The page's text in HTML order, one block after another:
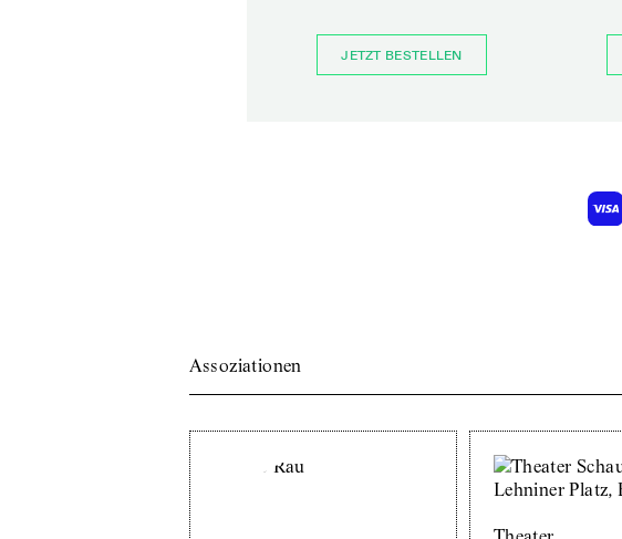
JETZT BESTELLEN
Assoziationen